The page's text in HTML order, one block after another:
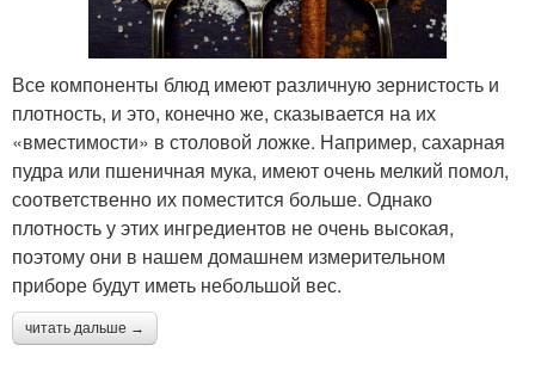
Все компоненты блюд имеют различную зернистость и
плотность, и это, конечно же, сказывается на их
«вместимости» в столовой ложке. Например, сахарная
пудра или пшеничная мука, имеют очень мелкий помол,
соответственно их поместится больше. Однако
плотность у этих ингредиентов не очень высокая,
поэтому они в нашем домашнем измерительном
приборе будут иметь небольшой вес.
читать дальше →